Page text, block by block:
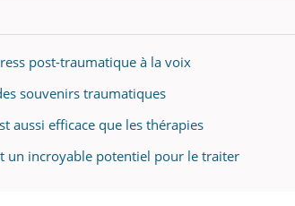
post-traumatique à la voix
souvenirs traumatiques
aussi efficace que les thérapies
un incroyable potentiel pour le traiter